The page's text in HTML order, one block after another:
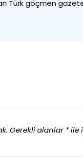
Türk göçmen
Gerekli alanlar *ile